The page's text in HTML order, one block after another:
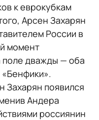
к еврокубкам
Арсен Захарян
России в
момент
поле дважды — оба
Захарян появился
Андера
россиянин